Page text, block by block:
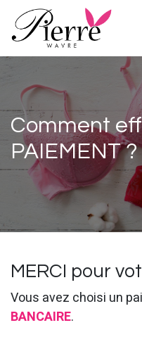
Comment
PAIEMENT ?
MERCI pour
Vous avez choisi un
BANCAIRE.